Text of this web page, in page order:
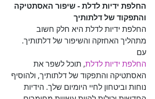
החלפת ידיות לדלת - שיפור האסתטיקה
והתפקוד של דלתותיך
החלפת ידיות לדלת היא חלק חשוב
מתהליך האחזקה והשיפור של דלתותיך.
עם
החלפת ידיות לדלת, תוכל לשפר את
האסתטיקה והתפקוד של דלתותיך, ולהוסיף
נוחות וביטחון לחיי היומיום שלך. הידיות